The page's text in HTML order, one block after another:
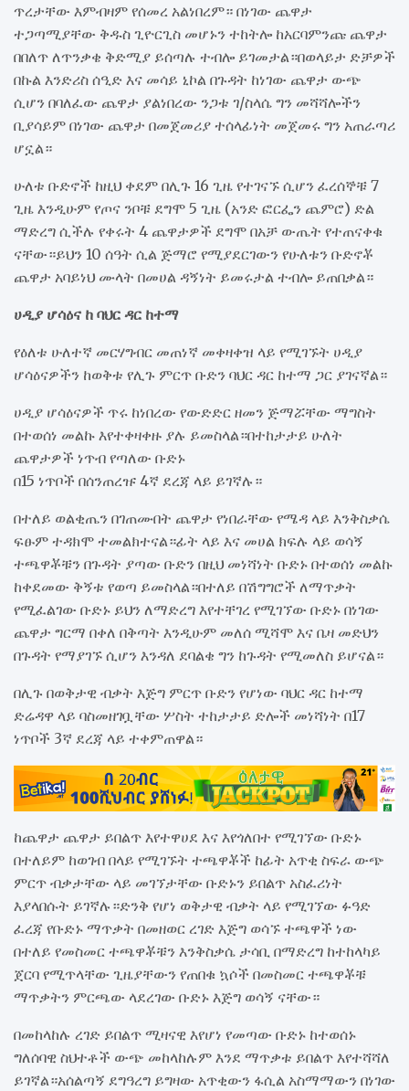
ጥረታቸው እምብዛም የሰመረ አልነበረም። በነገው ጨዋታ
ተጋጣሚያቸው ቅዱስ ጊዮርጊስ መሆኑን ተከትሎ ከአርባምንጩ ጨዋታ
በበለጥ ለጥንቃቄ ቅድሚያ ይሰጣሉ ተብሎ ይገመታል።በወላይታ ድቻዎች
በኩል እንድሪስ ሰዒድ እና መሳይ ኒኮል በጉዳት ከነገው ጨዋታ ውጭ
ሲሆን በባለፈው ጨዋታ ያልነበረው ንጋቱ ገ/ስላሴ ግን መሻሻሎችን
ቢያሳይም በነገው ጨዋታ በመጀመሪያ ተሰላፊነት መጀመሩ ግን አጠራጣሪ
ሆኗል።
ሁለቱ ቡድኖች ከዚህ ቀደም በሊጉ 16 ጊዜ የተገናኙ ሲሆን ፈረሰኞቹ 7
ጊዜ እንዲሁም የጦና ንቦቹ ደግሞ 5 ጊዜ (አንድ ፎርፌን ጨምሮ) ድል
ማድረግ ሲችሉ የቀሩት 4 ጨዋታዎች ደግሞ በአቻ ውጤት የተጠናቀቁ
ናቸው።ይህን 10 ሰዓት ሲል ጅማሮ የሚያደርገውን የሁለቱን ቡድኖቾ
ጨዋታ አባይነህ ሙላት በመሀል ዳኝነት ይመሩታል ተብሎ ይጠበቃል።
ሀዲያ ሆሳዕና ከ ባህር ዳር ከተማ
የዕለቱ ሁለተኛ መርሃግብር መጠነኛ መቀዛቀዝ ላይ የሚገኙት ሀዲያ
ሆሳዕናዎችን ከወቅቱ የሊጉ ምርጥ ቡድን ባህር ዳር ከተማ ጋር ያገናኛል።
ሀዲያ ሆሳዕናዎች ጥሩ ከነበረው የውድድር ዘመን ጅማሯቸው ማግስት
በተወሰነ መልኩ እየተቀዛቀዙ ያሉ ይመስላል።በተከታታይ ሁለት
ጨዋታዎች ነጥብ የጣለው ቡድኑ
በ15 ነጥቦች በሰንጠረዡ 4ኛ ደረጃ ላይ ይገኛሉ።
በተለይ ወልቂጤን በገጠሙበት ጨዋታ የነበራቸው የሜዳ ላይ እንቅስቃሴ
ፍፁም ተዳክሞ ተመልክተናል።ፊት ላይ እና መሀል ክፍሉ ላይ ወሳኝ
ተጫዋቾቹን በጉዳት ያጣው ቡድን በዚህ መነሻነት ቡድኑ በተወሰነ መልኩ
ከቀደመው ቅኝቱ የወጣ ይመስላል።በተለይ በሽግግሮች ለማጥቃት
የሚፈልገው ቡድኑ ይህን ለማድረግ እየተቸገረ የሚገኘው ቡድኑ በነገው
ጨዋታ ግርማ በቀለ በቅጣት እንዲሁም መለሰ ሚሻሞ እና ቤዛ መድህን
በጉዳት የማያገኙ ሲሆን እንዳለ ደባልቄ ግን ከጉዳት የሚመለስ ይሆናል።
በሊጉ በወቅታዊ ብቃት እጅግ ምርጥ ቡድን የሆነው ባህር ዳር ከተማ
ድሬዳዋ ላይ ባስመዘገቧቸው ሦስት ተከታታይ ድሎች መነሻነት በ17
ነጥቦች 3ኛ ደረጃ ላይ ተቀምጠዋል።
ከጨዋታ ጨዋታ ይበልጥ እየተዋሀደ እና እየጎለበተ የሚገኘው ቡድኑ
በተለይም ከወገብ በላይ የሚገኙት ተጫዋቾች ከፊት አጥቂ ስፍራ ውጭ
ምርጥ ብቃታቸው ላይ መገኘታቸው ቡድኑን ይበልጥ አስፈሪነት
እያላበሱት ይገኛሉ።ድንቅ የሆነ ወቅታዊ ብቃት ላይ የሚገኘው ፉዓድ
ፈረጃ የቡድኑ ማጥቃት በመዘወር ረገድ እጅግ ወሳኙ ተጫዋች ነው
በተለይ የመስመር ተጫዋቾቹን እንቅስቃሴ ታሳቢ በማድረግ ከተከላካይ
ጀርባ የሚጥላቸው ጊዜያቸውን የጠበቁ ኳሶች በመስመር ተጫዋቾቹ
ማጥቃትን ምርጫው ላደረገው ቡድኑ እጅግ ወሳኝ ናቸው።
በመከላከሉ ረገድ ይበልጥ ሚዛናዊ እየሆነ የመጣው ቡድኑ ከተወሰኑ
ግለሰባዊ ስህተቶች ውጭ መከላከሉም እንደ ማጥቃቱ ይበልጥ እየተሻሻለ
ይገኛል።አሰልጣኝ ደግዓረግ ይግዛው አጥቂውን ፋሲል አስማማውን በነገው